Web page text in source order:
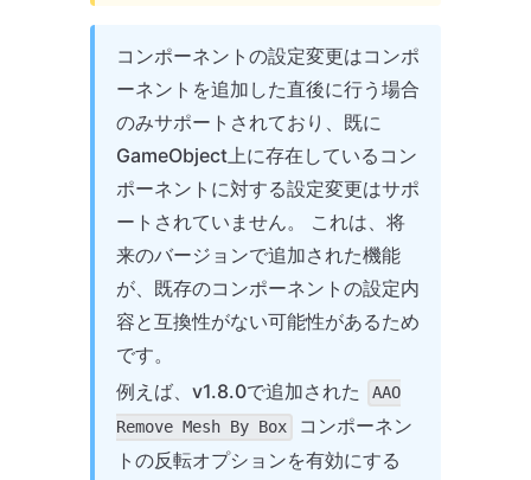
コンポーネントの設定変更はコンポ
ーネントを追加した直後に行う場合
のみサポートされており、既に
GameObject上に存在しているコン
ポーネントに対する設定変更はサポ
ートされていません。 これは、将
来のバージョンで追加された機能
が、既存のコンポーネントの設定内
容と互換性がない可能性があるため
です。
例えば、v1.8.0で追加された
AAO
Remove Mesh By Box
コンポーネン
トの反転オプションを有効にする